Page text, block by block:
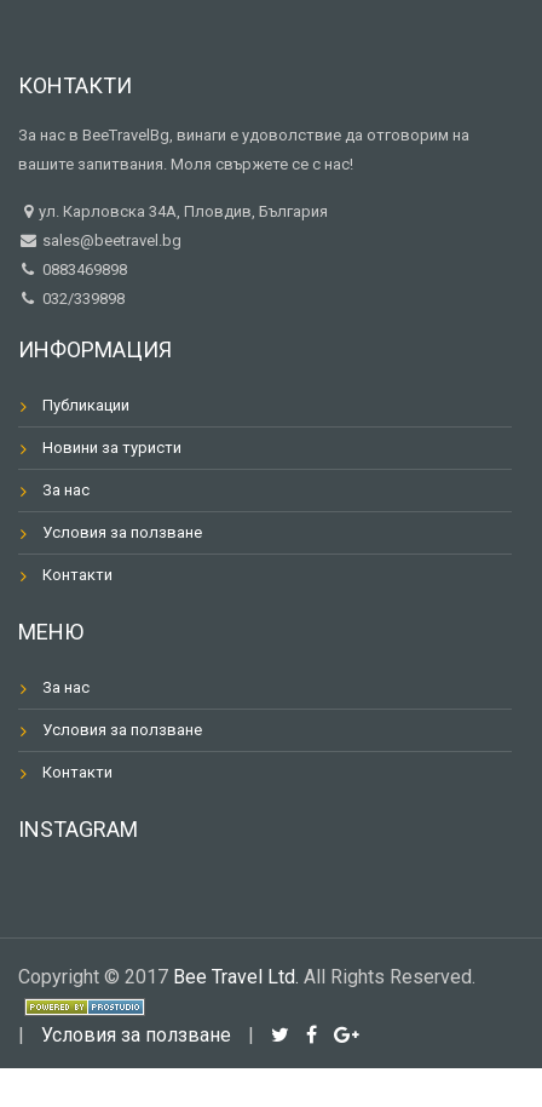
КОНТАКТИ
За нас в BeeTravelBg, винаги е удоволствие да отговорим на
вашите запитвания. Моля свържете се с нас!
ул. Карловска 34А, Пловдив, България
sales@beetravel.bg
0883469898
032/339898
ИНФОРМАЦИЯ
Публикации
Новини за туристи
За нас
Условия за ползване
Контакти
МЕНЮ
За нас
Условия за ползване
Контакти
INSTAGRAM
Copyright © 2017 Bee Travel Ltd. All Rights Reserved.
| Условия за ползване |